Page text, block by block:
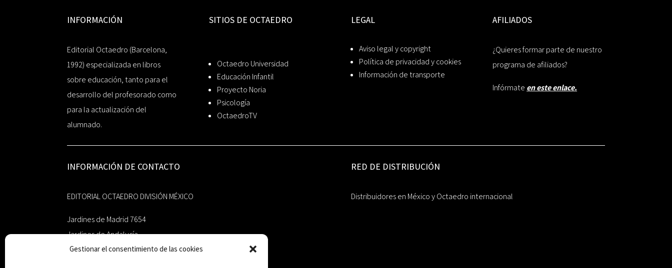
Gestionar el consentimiento de las cookies
INFORMACIÓN
Editorial Octaedro (Barcelona,
1992) especializada en libros
sobre educación, tanto para el
desarrollo del profesorado como
para la actualización del
alumnado.
SITIOS DE OCTAEDRO
Octaedro Universidad
Educación Infantil
Proyecto Noria
Psicología
OctaedroTV
LEGAL
Aviso legal y copyright
Política de privacidad y cookies
Información de transporte
AFILIADOS
¿Quieres formar parte de nuestro
programa de afiliados?
Infórmate en este enlace.
INFORMACIÓN DE CONTACTO
EDITORIAL OCTAEDRO DIVISIÓN MÉXICO
Jardines de Madrid 7654
Jardines de Andalucía
Guadalupe, Nuevo León
RED DE DISTRIBUCIÓN
Distribuidores en México y Octaedro internacional